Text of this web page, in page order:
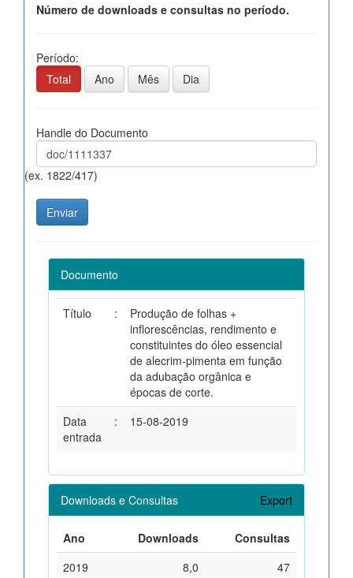
Número de downloads e consultas no período.
Período:
Total
Ano Mês Dia
Handle do Documento
(ex. 1822/417)
Documento
Título :
Produção de folhas +
inflorescências, rendimento e
constituintes do óleo essencial
de alecrim-pimenta em função
da adubação orgânica e
épocas de corte.
Data
entrada
: 15-08-2019
Downloads e Consultas Export
Ano Downloads
Consultas
2019
8,0
47